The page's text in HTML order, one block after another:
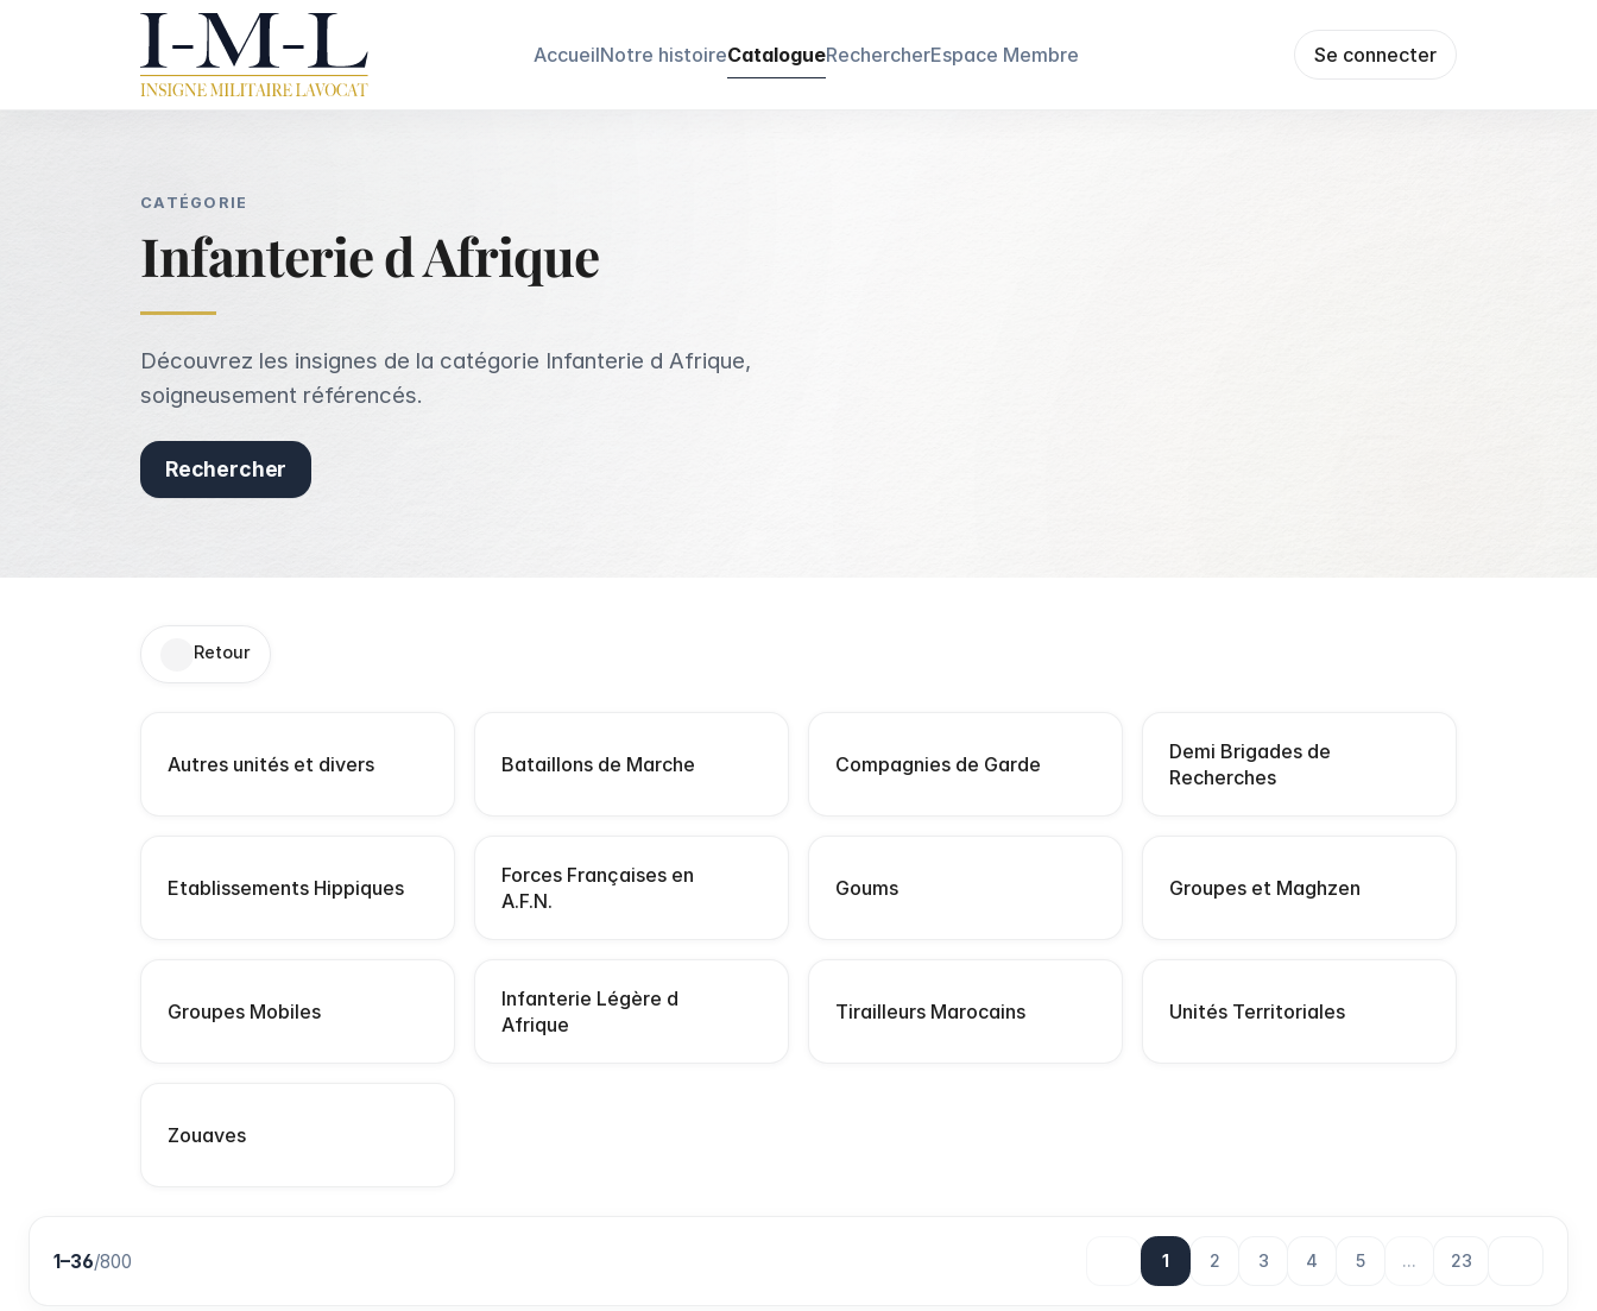
AccueilNotre histoireCatalogueRechercherEspace Membre Se connecter
CATÉGORIE
Infanterie d Afrique
Découvrez les insignes de la catégorie Infanterie d Afrique,
soigneusement référencés.
Rechercher
Retour
Autres unités et divers Bataillons de Marche Compagnies de Garde
Demi Brigades de
Recherches
Etablissements Hippiques
Forces Françaises en
A.F.N.
Goums Groupes et Maghzen
Groupes Mobiles
Infanterie Légère d
Afrique
Tirailleurs Marocains Unités Territoriales
Zouaves
1–36/800 1 2 3 4 5 ... 23